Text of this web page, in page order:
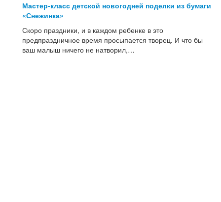
Мастер-класс детской новогодней поделки из бумаги
«Снежинка»
Скоро праздники, и в каждом ребенке в это
предпраздничное время просыпается творец. И что бы
ваш малыш ничего не натворил,…